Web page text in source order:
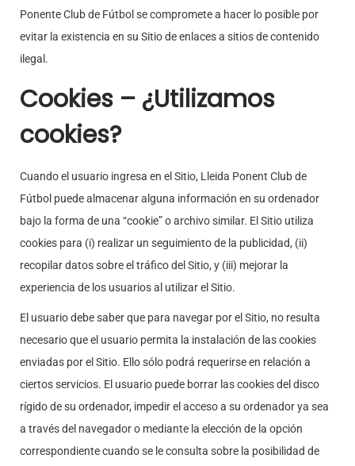
Ponente Club de Fútbol se compromete a hacer lo posible por
evitar la existencia en su Sitio de enlaces a sitios de contenido
ilegal.
Cookies – ¿Utilizamos
cookies?
Cuando el usuario ingresa en el Sitio, Lleida Ponent Club de
Fútbol puede almacenar alguna información en su ordenador
bajo la forma de una “cookie” o archivo similar. El Sitio utiliza
cookies para (i) realizar un seguimiento de la publicidad, (ii)
recopilar datos sobre el tráfico del Sitio, y (iii) mejorar la
experiencia de los usuarios al utilizar el Sitio.
El usuario debe saber que para navegar por el Sitio, no resulta
necesario que el usuario permita la instalación de las cookies
enviadas por el Sitio. Ello sólo podrá requerirse en relación a
ciertos servicios. El usuario puede borrar las cookies del disco
rígido de su ordenador, impedir el acceso a su ordenador ya sea
a través del navegador o mediante la elección de la opción
correspondiente cuando se le consulta sobre la posibilidad de